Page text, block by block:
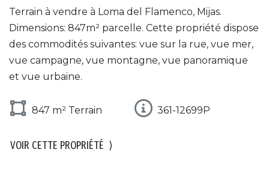
Terrain à vendre à Loma del Flamenco, Mijas.
Dimensions: 847m² parcelle. Cette propriété dispose
des commodités suivantes: vue sur la rue, vue mer,
vue campagne, vue montagne, vue panoramique
et vue urbaine.
847 m² Terrain 361-12699P
VOIR CETTE PROPRIÉTÉ ⟩